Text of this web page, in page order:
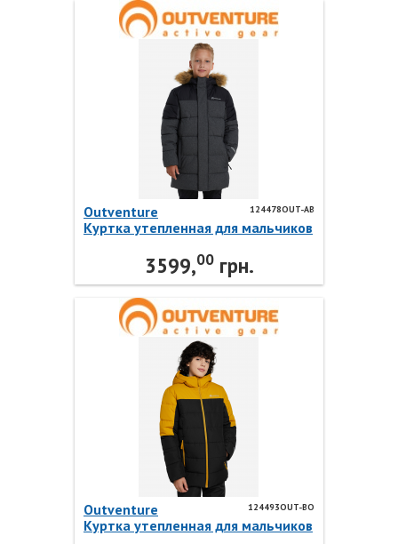
124478OUT-AB
Outventure
Куртка утепленная для мальчиков
3599,00грн.
124493OUT-BO
Outventure
Куртка утепленная для мальчиков